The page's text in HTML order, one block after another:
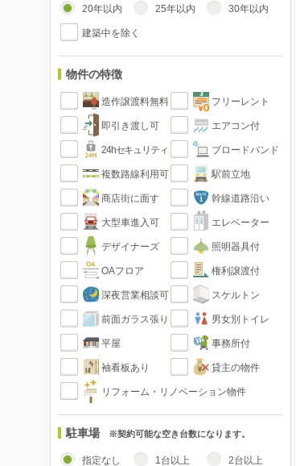
20年以内 25年以内 30年以内
建築中を除く
物件の特徴
造作譲渡料無料 フリーレント
即引き渡し可 エアコン付
24hセキュリティ ブロードバンド
複数路線利用可 駅前立地
商店街に面す 幹線道路沿い
大型車進入可 エレベーター
デザイナーズ 照明器具付
OAフロア 権利譲渡付
深夜営業相談可 スケルトン
前面ガラス張り 男女別トイレ
平屋 事務所付
袖看板あり 貸主の物件
リフォーム・リノベーション物件
駐車場 ※契約可能な空き台数になります。
指定なし 1台以上 2台以上